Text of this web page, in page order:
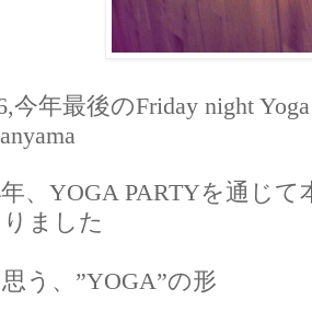
今年最後のFriday night
年、YOGA PARTYを通じ
ました
う、”YOGA”の形